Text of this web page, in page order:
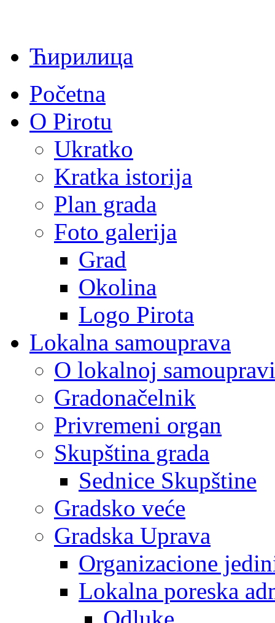
Ћирилица
Početna
O Pirotu
Ukratko
Kratka istorija
Plan grada
Foto galerija
Grad
Okolina
Logo Pirota
Lokalna samouprava
O lokalnoj samoupravi
Gradonačelnik
Privremeni organ
Skupština grada
Sednice Skupštine
Gradsko veće
Gradska Uprava
Organizacione
Lokalna poreska